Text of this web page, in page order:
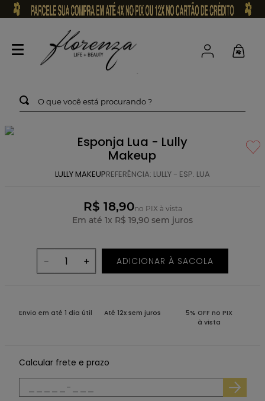
O que você está procurando ?
Esponja Lua - Lully
Makeup
LULLY MAKEUPREFERÊNCIA: LULLY - ESP. LUA
R$ 18,90no PIX à vista
Em até 1x R$ 19,90 sem juros
＋
－ ADICIONAR À SACOLA
Envio em até 1 dia útil Até 12x sem juros
5% OFF no PIX
à vista
Calcular frete e prazo